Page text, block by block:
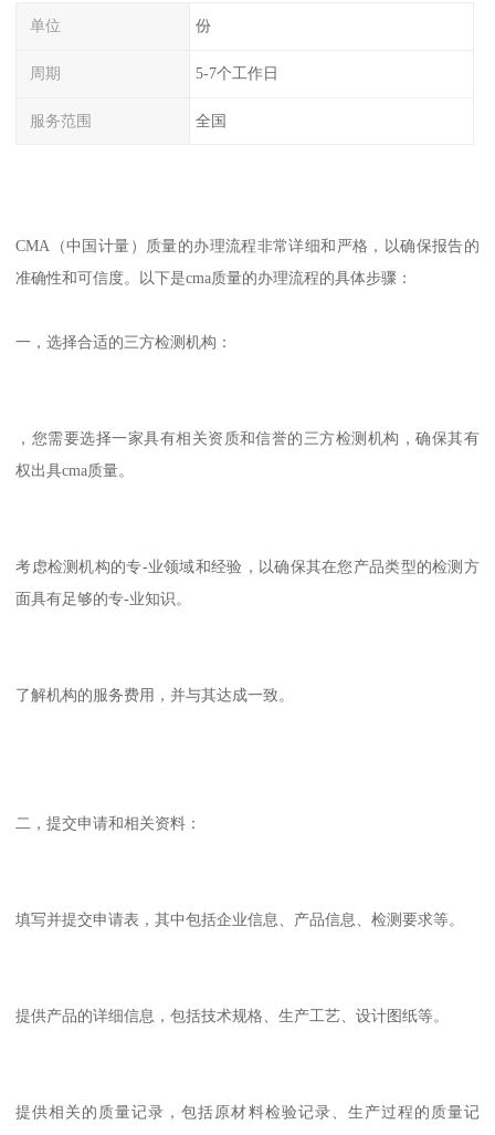
单位 份
周期 5-7个工作日
服务范围 全国
CMA（中国计量）质量的办理流程非常详细和严格，以确保报告的
准确性和可信度。以下是cma质量的办理流程的具体步骤：
一，选择合适的三方检测机构：
，您需要选择一家具有相关资质和信誉的三方检测机构，确保其有
权出具cma质量。
考虑检测机构的专-业领域和经验，以确保其在您产品类型的检测方
面具有足够的专-业知识。
了解机构的服务费用，并与其达成一致。
二，提交申请和相关资料：
填写并提交申请表，其中包括企业信息、产品信息、检测要求等。
提供产品的详细信息，包括技术规格、生产工艺、设计图纸等。
提供相关的质量记录，包括原材料检验记录、生产过程的质量记